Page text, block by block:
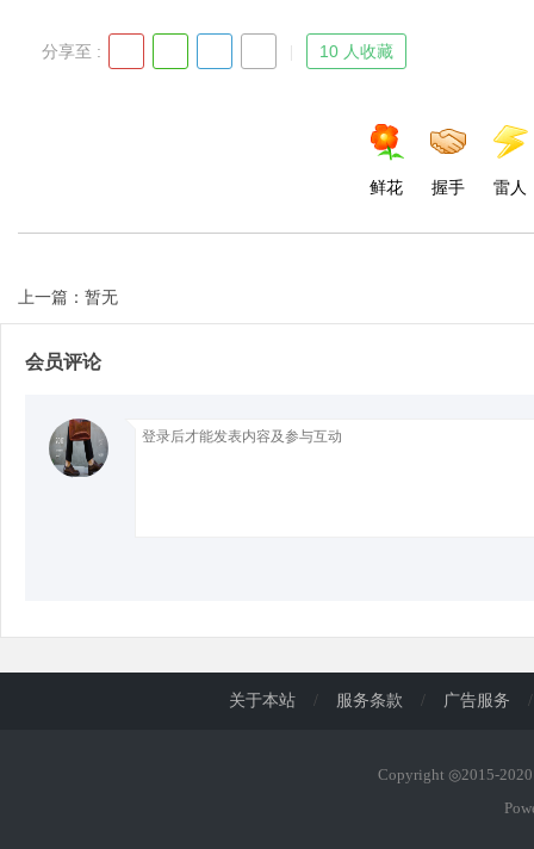
分享至 : 10 人收藏
鲜花 握手 雷人
上一篇：暂无
会员评论
关于本站 / 服务条款 / 广告服务 /
Copyright ◎2015-